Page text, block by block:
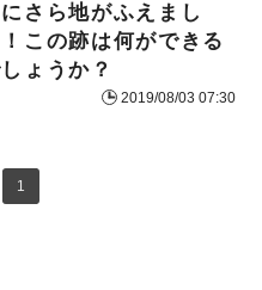
さら地がふえまし
この跡は何ができる
ょうか？
2019/08/03 07:30
1